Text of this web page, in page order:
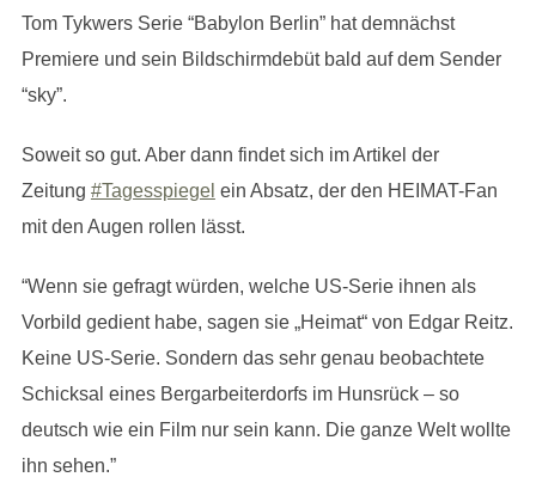
Tom Tykwers Serie “Babylon Berlin” hat demnächst
Premiere und sein Bildschirmdebüt bald auf dem Sender
“sky”.
Soweit so gut. Aber dann findet sich im Artikel der
Zeitung #Tagesspiegel ein Absatz, der den HEIMAT-Fan
mit den Augen rollen lässt.
“Wenn sie gefragt würden, welche US-Serie ihnen als
Vorbild gedient habe, sagen sie „Heimat“ von Edgar Reitz.
Keine US-Serie. Sondern das sehr genau beobachtete
Schicksal eines Bergarbeiterdorfs im Hunsrück – so
deutsch wie ein Film nur sein kann. Die ganze Welt wollte
ihn sehen.”